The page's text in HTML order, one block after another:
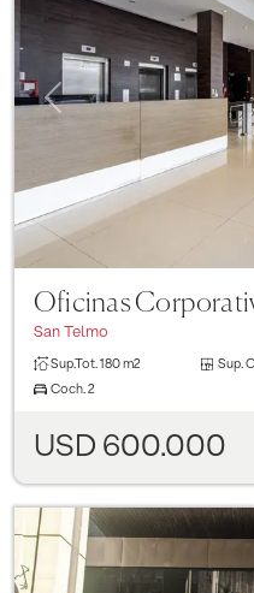
Previous
Oficinas
San Telmo
Sup.Tot. 180 m2 Sup.
Coch. 2
USD 600.000